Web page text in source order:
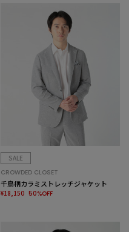
SALE
CROWDED CLOSET
千鳥柄カラミストレッチジャケット
¥18,150 50%OFF